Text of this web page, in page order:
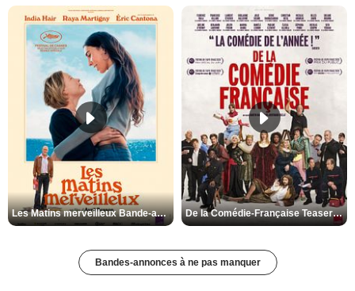
Les Matins merveilleux Bande-annonce VF De la Comédie-Française Teaser VF
Bandes-annonces à ne pas manquer